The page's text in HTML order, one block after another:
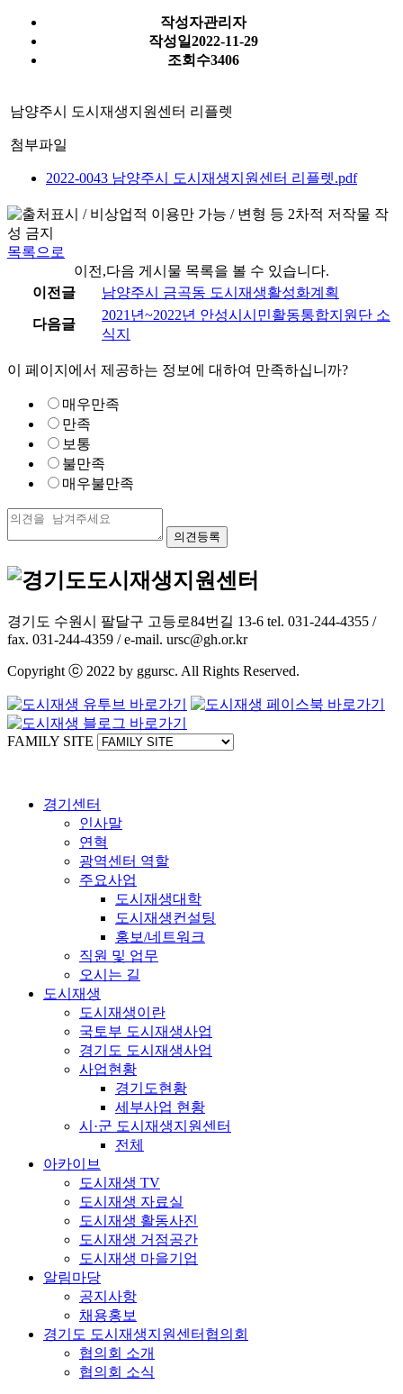
작성자관리자
작성일2022-11-29
조회수3406
남양주시 도시재생지원센터 리플렛
첨부파일
2022-0043 남양주시 도시재생지원센터 리플렛.pdf
목록으로
이전,다음 게시물 목록을 볼 수 있습니다.
이전글
남양주시 금곡동 도시재생활성화계획
다음글
2021년~2022년 안성시시민활동통합지원단 소
식지
이 페이지에서 제공하는 정보에 대하여 만족하십니까?
매우만족
만족
보통
불만족
매우불만족
경기도 수원시 팔달구 고등로84번길 13-6 tel. 031-244-4355 /
fax. 031-244-4359 / e-mail. ursc@gh.or.kr
Copyright ⓒ 2022 by ggursc. All Rights Reserved.
FAMILY SITE
경기센터
인사말
연혁
광역센터 역할
주요사업
도시재생대학
도시재생컨설팅
홍보/네트워크
직원 및 업무
오시는 길
도시재생
도시재생이란
국토부 도시재생사업
경기도 도시재생사업
사업현황
경기도현황
세부사업 현황
시·군 도시재생지원센터
전체
아카이브
도시재생 TV
도시재생 자료실
도시재생 활동사진
도시재생 거점공간
도시재생 마을기업
알림마당
공지사항
채용홍보
경기도 도시재생지원센터협의회
협의회 소개
협의회 소식